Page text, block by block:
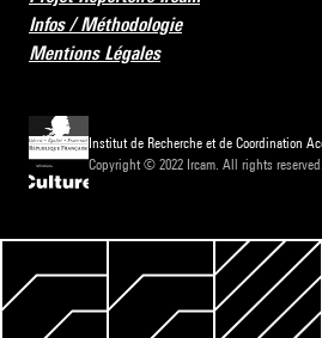
Infos / Méthodologie
Mentions Légales
Institut de Recherche et de Coordination
Copyright © 2022 Ircam. All rights reserved.